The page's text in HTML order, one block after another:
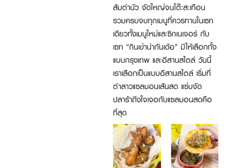
ส้มตำนัว จัดใหญ่จนโต๊ะสะเทือน
รวมครบจบทุกเมนูที่ควรทานในเซท
เดียวทั้งเมนูใหม่และซิกเนเจอร์ กับ
เซท “กินเข่านำกันเด้อ” มีให้เลือกทั้ง
แบบกรุงเทพ และอีสานสไตล์ วันนี้
เราเลือกเป็นแบบอีสานสไตล์ เริ่มที่
ตำลาวแซลมอนเส้นสด แซ่บจัด
ปลาร้าถึงใจเจอกับแซลมอนสดคือ
ที่สุด